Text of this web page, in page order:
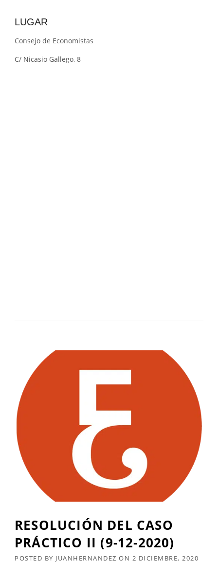
LUGAR
Consejo de Economistas
C/ Nicasio Gallego, 8
RESOLUCIÓN DEL CASO
PRÁCTICO II (9-12-2020)
POSTED BY JUANHERNANDEZ ON 2 DICIEMBRE, 2020